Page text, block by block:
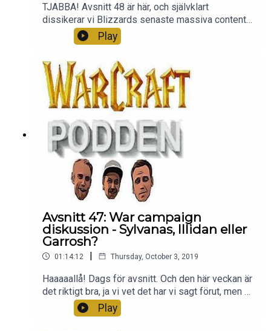
TJABBA! Avsnitt 48 är här, och självklart
dissikerar vi Blizzards senaste massiva content
preview! Vilken grej. Allt från patchen, raiden,
raserna till de gräsliga topphattarna. Häng med
vetja. Tack för att ni lyssnar och är med oss - ni är
bäst. Peace.
Play
Avsnitt 47: War campaign
diskussion - Sylvanas, Illidan eller
Garrosh?
01:14:12 | Thursday, October 3, 2019
Haaaaallå! Dags för avsnitt. Och den här veckan är
det riktigt bra, ja vi vet det har vi sagt förut, men vi
säger det igen! Denna vecka fokuserar vi på
storyn och det som händer i retail just nu med
Play